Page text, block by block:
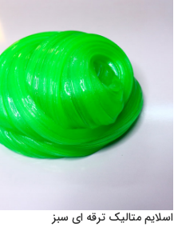
اسلایم متالیک ترقه ای سبز